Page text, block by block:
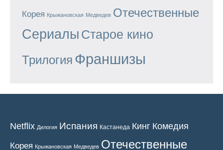
Корея Крыжановская Медведев Отечественные
Сериалы Старое кино
Трилогия Франшизы
Netflix Дилогия Испания Кастанеда Кинг Комедия
Корея Крыжановская Медведев Отечественные